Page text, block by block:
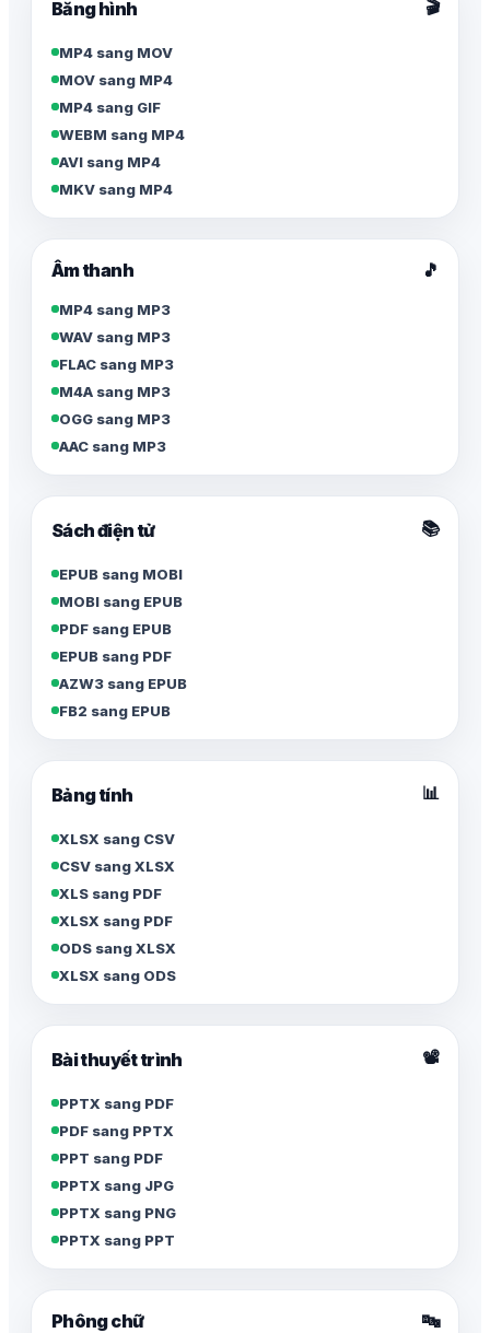
Băng hình 🎬
MP4 sang MOV
MOV sang MP4
MP4 sang GIF
WEBM sang MP4
AVI sang MP4
MKV sang MP4
Âm thanh 🎵
MP4 sang MP3
WAV sang MP3
FLAC sang MP3
M4A sang MP3
OGG sang MP3
AAC sang MP3
Sách điện tử 📚
EPUB sang MOBI
MOBI sang EPUB
PDF sang EPUB
EPUB sang PDF
AZW3 sang EPUB
FB2 sang EPUB
Bảng tính 📊
XLSX sang CSV
CSV sang XLSX
XLS sang PDF
XLSX sang PDF
ODS sang XLSX
XLSX sang ODS
Bài thuyết trình 📽️
PPTX sang PDF
PDF sang PPTX
PPT sang PDF
PPTX sang JPG
PPTX sang PNG
PPTX sang PPT
Phông chữ 🔤